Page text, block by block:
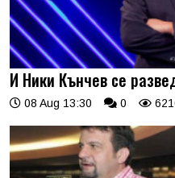
И Ники Кънчев се
08 Aug 13:30 0